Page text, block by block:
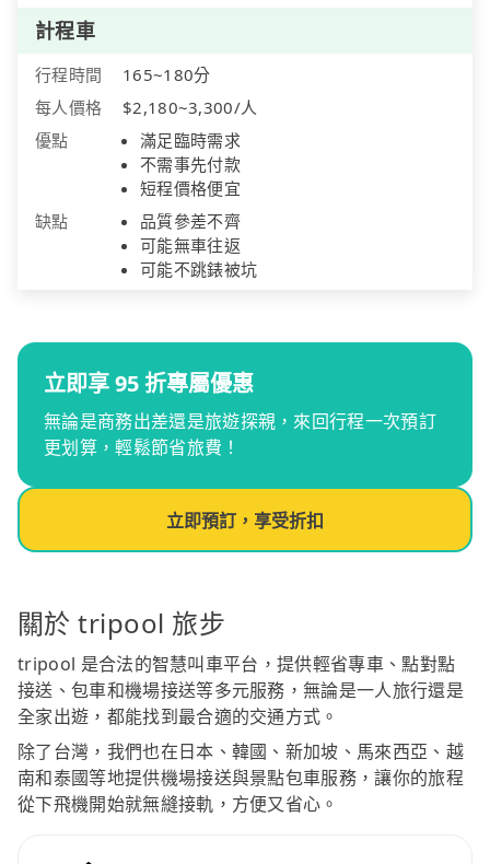
計程車
行程時間
165~180分
每人價格
$2,180~3,300/人
優點
滿足臨時需求
不需事先付款
短程價格便宜
缺點
品質參差不齊
可能無車往返
可能不跳錶被坑
立即享 95 折專屬優惠
無論是商務出差還是旅遊探親，來回行程一次預訂
更划算，輕鬆節省旅費！
立即預訂，享受折扣
關於 tripool 旅步
tripool 是合法的智慧叫車平台，提供輕省專車、點對點
接送、包車和機場接送等多元服務，無論是一人旅行還是
全家出遊，都能找到最合適的交通方式。
除了台灣，我們也在日本、韓國、新加坡、馬來西亞、越
南和泰國等地提供機場接送與景點包車服務，讓你的旅程
從下飛機開始就無縫接軌，方便又省心。